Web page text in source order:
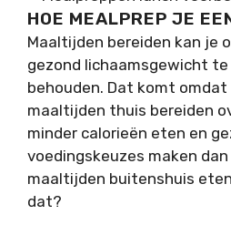
HOE MEALPREP JE
Maaltijden bereiden kan je
gezond lichaamsgewicht
behouden. Dat komt
maaltijden thuis bereiden
minder calorieën eten en
voedingskeuzes maken
maaltijden buitenshuis
dat?